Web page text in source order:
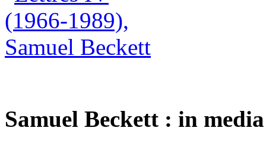
Samuel Beckett : in